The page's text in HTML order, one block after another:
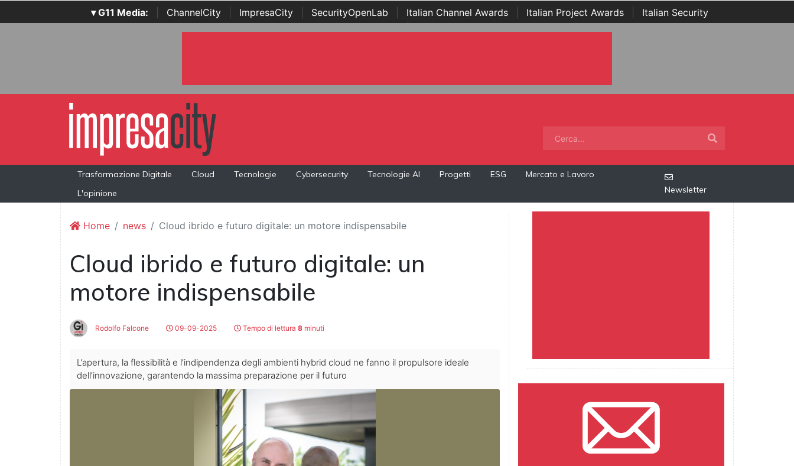
▾ G11 Media: ChannelCity ImpresaCity SecurityOpenLab Italian Channel Awards Italian Project Awards
Italian Security
Awards | ...
Trasformazione Digitale Cloud Tecnologie Cybersecurity Tecnologie AI Progetti ESG
Mercato e Lavoro
L'opinione
Newsletter
Home news Cloud ibrido e futuro digitale: un motore indispensabile
Cloud ibrido e futuro digitale: un
motore indispensabile
Rodolfo Falcone 09-09-2025 Tempo di lettura 8 minuti
L’apertura, la flessibilità e l’indipendenza degli ambienti hybrid cloud ne fanno il propulsore ideale
dell’innovazione, garantendo la massima preparazione per il futuro